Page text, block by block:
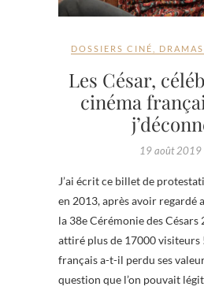
DOSSIERS CINÉ
Les César,
cinéma
19 août 2019
J’ai écrit ce billet de
en 2013, après avoir regardé
la 38e Cérémonie des Césars
attiré plus de 17000 visiteurs
français a-t-il perdu ses
question que l’on pouvait